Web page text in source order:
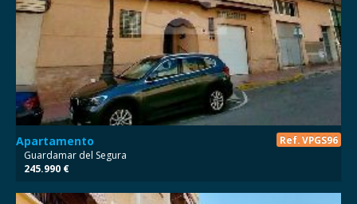
NO DISPONIBLE
Apartamento Ref. VPGS96
Guardamar del Segura
245.990 €